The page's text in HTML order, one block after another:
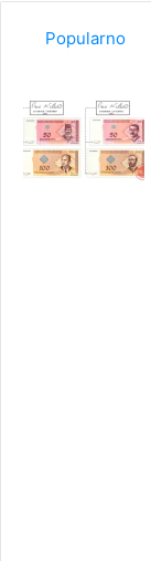
Popularno